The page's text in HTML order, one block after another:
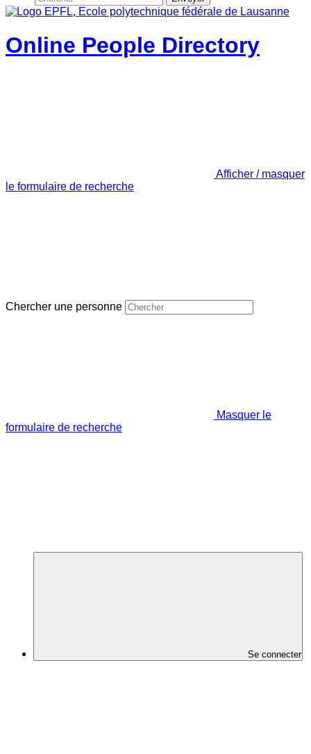
Online People Directory
Afficher / masquer
le formulaire de recherche
Chercher une personne
Masquer le
formulaire de recherche
Se connecter